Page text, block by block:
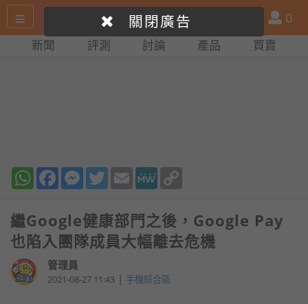
尋
產
品
比
會
員
0
新聞 評測 討論 產品 買賣
WhatsAppFacebookMessenger
TwitterEmail MeWe
繼Google健康部門之後，Google Pay
也陷入團隊成員大幅離去危機
管理員
2021-08-27 11:43 | 手機綜合區
關閉廣告